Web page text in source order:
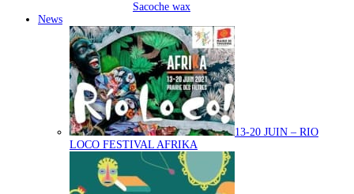
Sacoche wax
News
13-20 JUIN – RIO
LOCO FESTIVAL AFRIKA